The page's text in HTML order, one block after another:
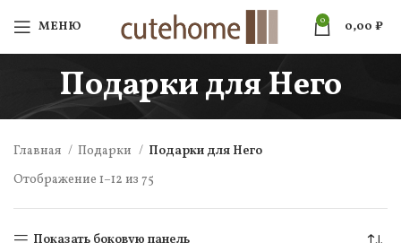
МЕНЮ 0 0,00 ₽
Подарки для Него
Главная Подарки
Подарки для Него
Отображение 1–12 из 75